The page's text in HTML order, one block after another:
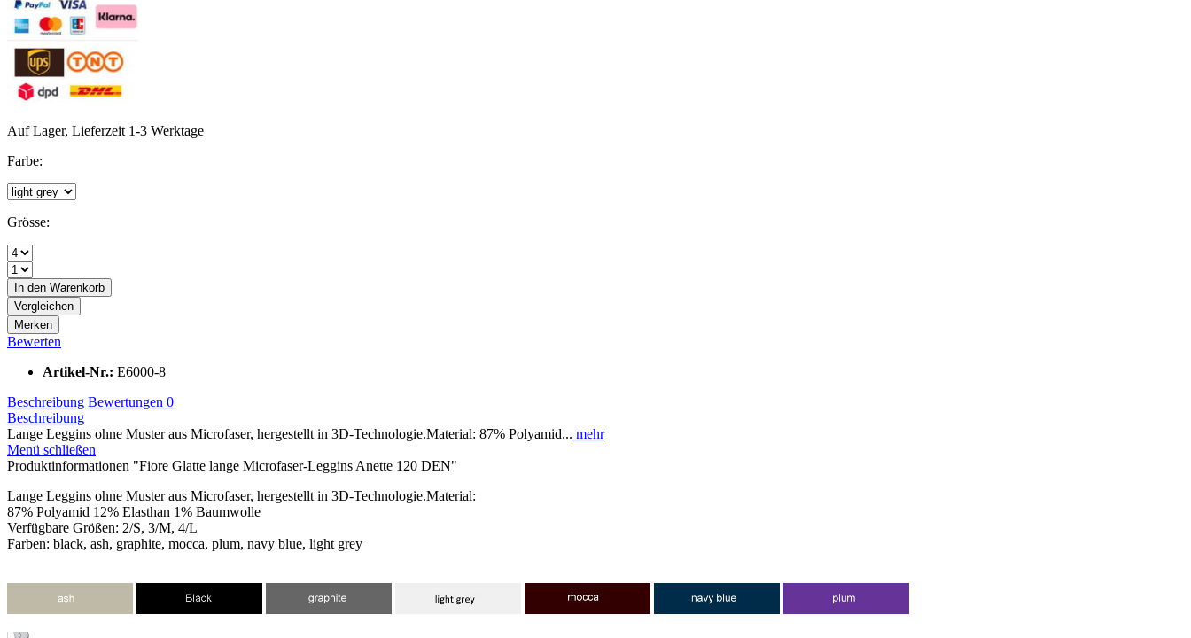
Auf Lager, Lieferzeit 1-3 Werktage
Farbe:
Grösse:
In den Warenkorb
Vergleichen
Merken
Bewerten
Artikel-Nr.: E6000-8
Beschreibung Bewertungen 0
Beschreibung
Lange Leggins ohne Muster aus Microfaser, hergestellt in 3D-Technologie.Material: 87% Polyamid... mehr
Menü schließen
Produktinformationen "Fiore Glatte lange Microfaser-Leggins Anette 120 DEN"
Lange Leggins ohne Muster aus Microfaser, hergestellt in 3D-Technologie.Material:
87% Polyamid 12% Elasthan 1% Baumwolle
Verfügbare Größen: 2/S, 3/M, 4/L
Farben: black, ash, graphite, mocca, plum, navy blue, light grey